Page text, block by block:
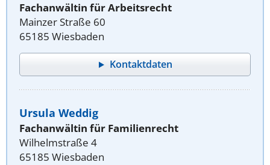
Fachanwältin für Arbeitsrecht
Mainzer Straße 60
65185 Wiesbaden
Kontaktdaten
Ursula Weddig
Fachanwältin für Familienrecht
Wilhelmstraße 4
65185 Wiesbaden